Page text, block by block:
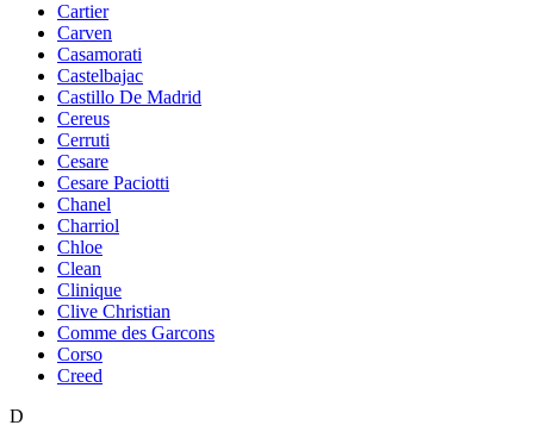
Cartier
Carven
Casamorati
Castelbajac
Castillo De Madrid
Cereus
Cerruti
Cesare
Cesare Paciotti
Chanel
Charriol
Chloe
Clean
Clinique
Clive Christian
Comme des Garcons
Corso
Creed
D